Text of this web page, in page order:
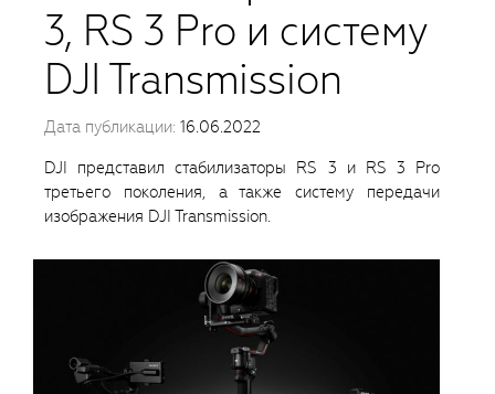
3, RS 3 Pro и систему
DJI Transmission
Дата публикации: 16.06.2022
DJI представил стабилизаторы RS 3 и RS 3 Pro
третьего поколения, а также систему передачи
изображения DJI Transmission.